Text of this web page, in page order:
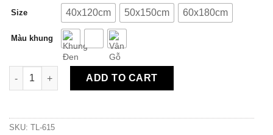
Size 40x120cm 50x150cm 60x180cm
Màu khung
Tranh Canvas Trừu Tượng Nghệ Thuật TL-615 quantity
ADD TO CART
SKU: TL-615